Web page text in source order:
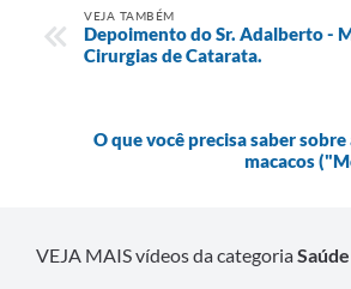
VEJA TAMBÉM
Depoimento do Sr. Adalberto -
Cirurgias de Catarata.
O que você precisa saber
macacos
VEJA MAIS vídeos da categoriaSaúde